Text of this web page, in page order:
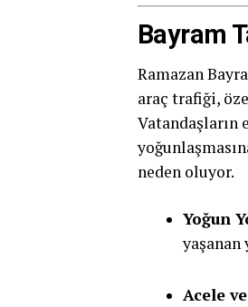
Bayram
Ramazan
araç trafiği,
Vatandaşların
neden oluyor.
Yoğun
Acele